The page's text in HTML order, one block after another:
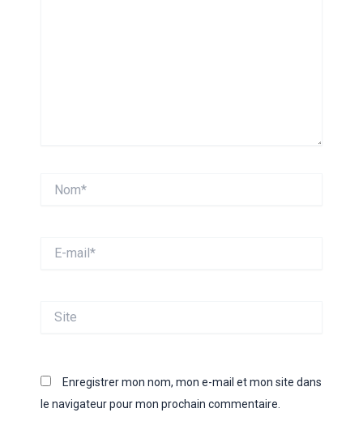
mail*
Enregistrer mon nom, mon e-mail et mon site dans
le navigateur pour mon prochain commentaire.